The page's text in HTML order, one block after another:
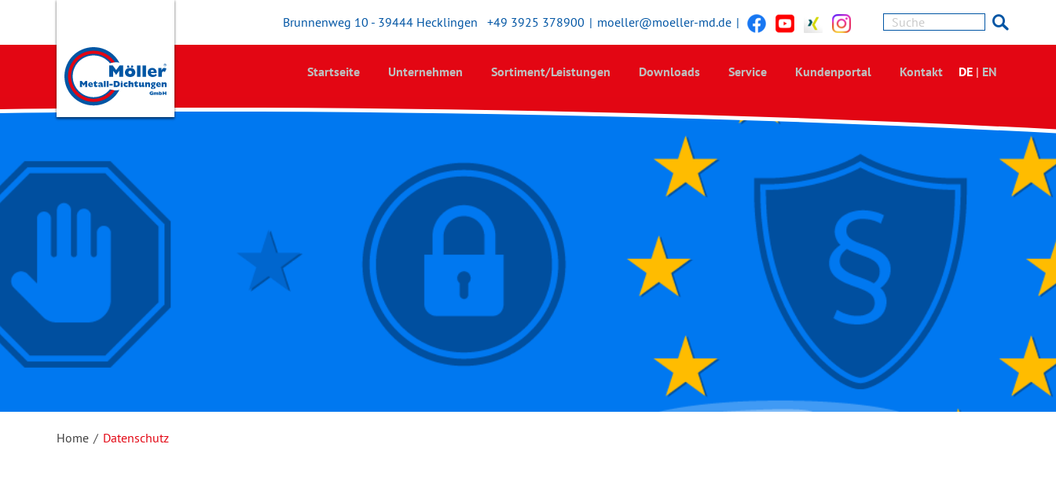
Brunnenweg 10 - 39444 Hecklingen +49 3925 378900 | moeller@moeller-md.de |
Startseite Unternehmen Sortiment/Leistungen Downloads Service Kundenportal Kontakt DE | EN
Home / Datenschutz